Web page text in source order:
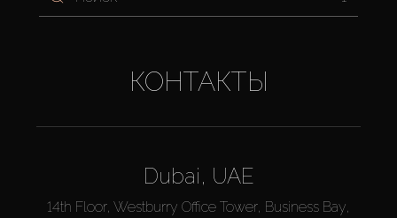
КОНТАКТЫ
Dubai, UAE
14th Floor, Westburry Office Tower, Business Bay,